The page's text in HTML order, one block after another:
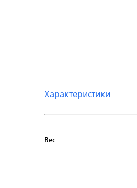
Характеристики
Вес